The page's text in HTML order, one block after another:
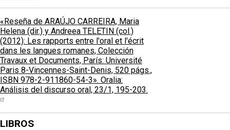
«Reseña de ARAÚJO CARREIRA, Maria
Helena (dir.) y Andreea TELETIN (col.)
(2012): Les rapports entre l'oral et l'écrit
dans les langues romanes, Colección
Travaux et Documents, París: Université
Paris 8-Vincennes-Saint-Denis, 520 págs.,
ISBN 978-2-911860-54-3». Oralia:
Análisis del discurso oral, 23/1, 195-203.
LIBROS